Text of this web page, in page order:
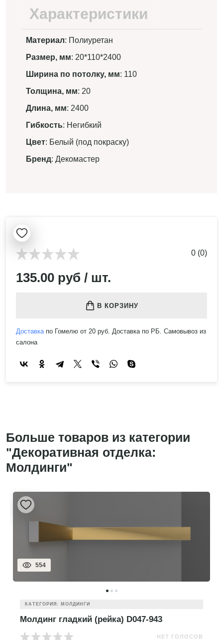
Характеристики
Материал: Полиуретан
Размер, мм: 20*110*2400
Ширина по потолку, мм: 110
Толщина, мм: 20
Длина, мм: 2400
Гибкость: Негибкий
Цвет: Белый (под покраску)
Бренд: Декомастер
0 (0)
135.00 руб / шт.
В КОРЗИНУ
Доставкапо Гомелю от 20 руб. Доставка по РБ. Самовывоз из
салона
Больше товаров из категории
"Декоративная отделка:
Молдинги"
554
КАТЕГОРИЯ: МОЛДИНГИ
Молдинг гладкий (рейка) D047-943
НЕТ ГОЛОСОВ